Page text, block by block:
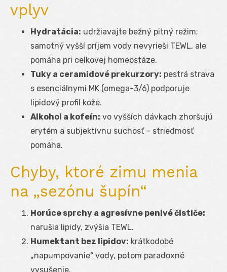
vplyv
Hydratácia: udržiavajte bežný pitný režim;
samotný vyšší príjem vody nevyrieši TEWL, ale
pomáha pri celkovej homeostáze.
Tuky a ceramidové prekurzory: pestrá strava
s esenciálnymi MK (omega-3/6) podporuje
lipidový profil kože.
Alkohol a kofeín: vo vyšších dávkach zhoršujú
erytém a subjektívnu suchosť – striedmosť
pomáha.
Chyby, ktoré zimu menia
na „sezónu šupín“
Horúce sprchy a agresívne penivé čističe:
narušia lipidy, zvýšia TEWL.
Humektant bez lipidov: krátkodobé
„napumpovanie“ vody, potom paradoxné
vysušenie.